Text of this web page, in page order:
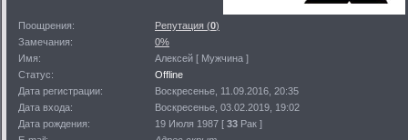
Поощрения: Репутация (0)
Замечания:
0%
Имя:
Алексей [ Мужчина ]
Статус:
Offline
Дата регистрации:
Воскресенье, 11.09.2016, 20:35
Дата входа:
Воскресенье, 03.02.2019, 19:02
Дата рождения:
19 Июля 1987 [ 33 Рак ]